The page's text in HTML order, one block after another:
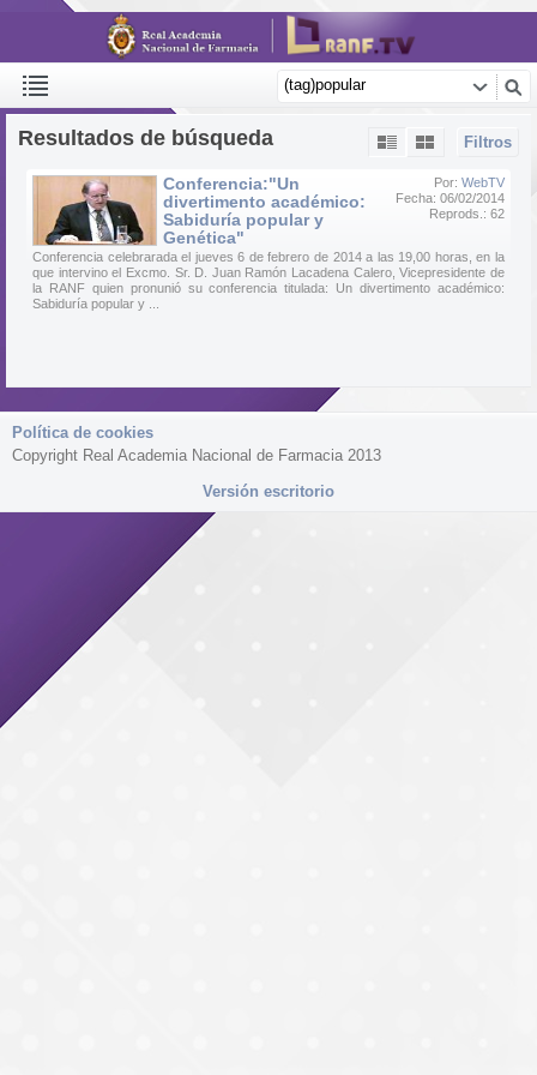
Filtros
Resultados de búsqueda
Por: WebTV
Fecha: 06/02/2014
Reprods.: 62
Conferencia:"Un
divertimento académico:
Sabiduría popular y
Genética"
Conferencia celebrarada el jueves 6 de febrero de 2014 a las 19,00 horas, en la
que intervino el Excmo. Sr. D. Juan Ramón Lacadena Calero, Vicepresidente de
la RANF quien pronunió su conferencia titulada: Un divertimento académico:
Sabiduría popular y ...
Política de cookies
Copyright Real Academia Nacional de Farmacia 2013
Versión escritorio